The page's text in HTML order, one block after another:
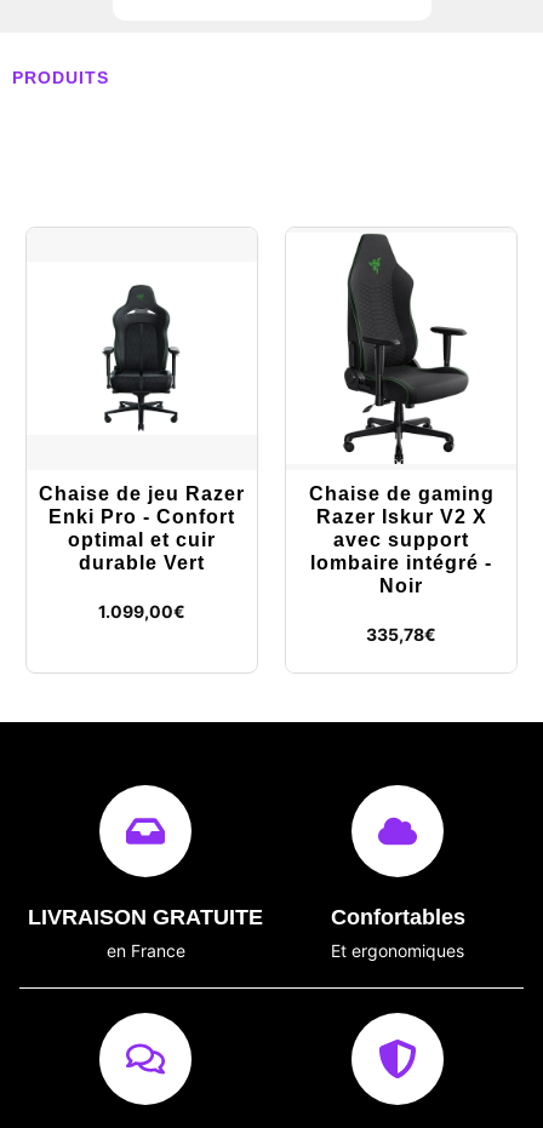
PRODUITS
Chaise de jeu Razer
Enki Pro - Confort
optimal et cuir
durable Vert
1.099,00€
Chaise de gaming
Razer Iskur V2 X
avec support
lombaire intégré -
Noir
335,78€
LIVRAISON GRATUITE
en France
Confortables
Et ergonomiques